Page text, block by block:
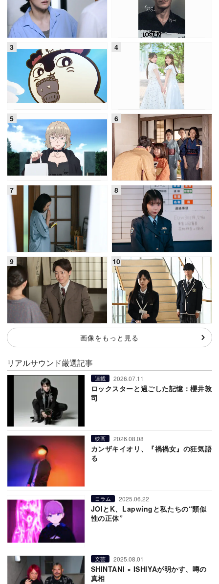
画像をもっと見る
リアルサウンド厳選記事
連載 2026.07.11
ロックスターと過ごした記憶：櫻井敦
司
映画 2026.08.08
カンザキイオリ、『禍禍女』の狂気語
る
コラム 2025.06.22
JOIとK、Lapwingと私たちの“類似
性の正体”
文芸 2025.08.01
SHINTANI × ISHIYAが明かす、噂の
真相